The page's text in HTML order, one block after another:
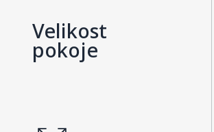
Velikost
pokoje